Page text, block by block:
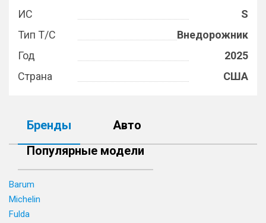
ИС
S
Тип Т/С
Внедорожник
Год
2025
Страна
США
Бренды
Авто
Популярные модели
Barum
Michelin
Fulda